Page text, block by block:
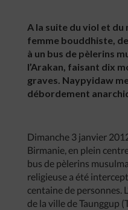
A la suite du viol et du
femme bouddhiste,
à un bus de pèlerins
l’Arakan, faisant dix
graves. Naypyidaw
débordement
Dimanche 3 janvier
Birmanie, en plein
bus de pèlerins
religieuse a été
centaine de personnes.
de la ville de Taunggup